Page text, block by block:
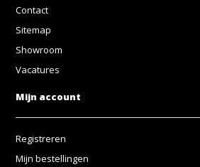
Contact
Sitemap
Showroom
Vacatures
Mijn account
Registreren
Mijn bestellingen